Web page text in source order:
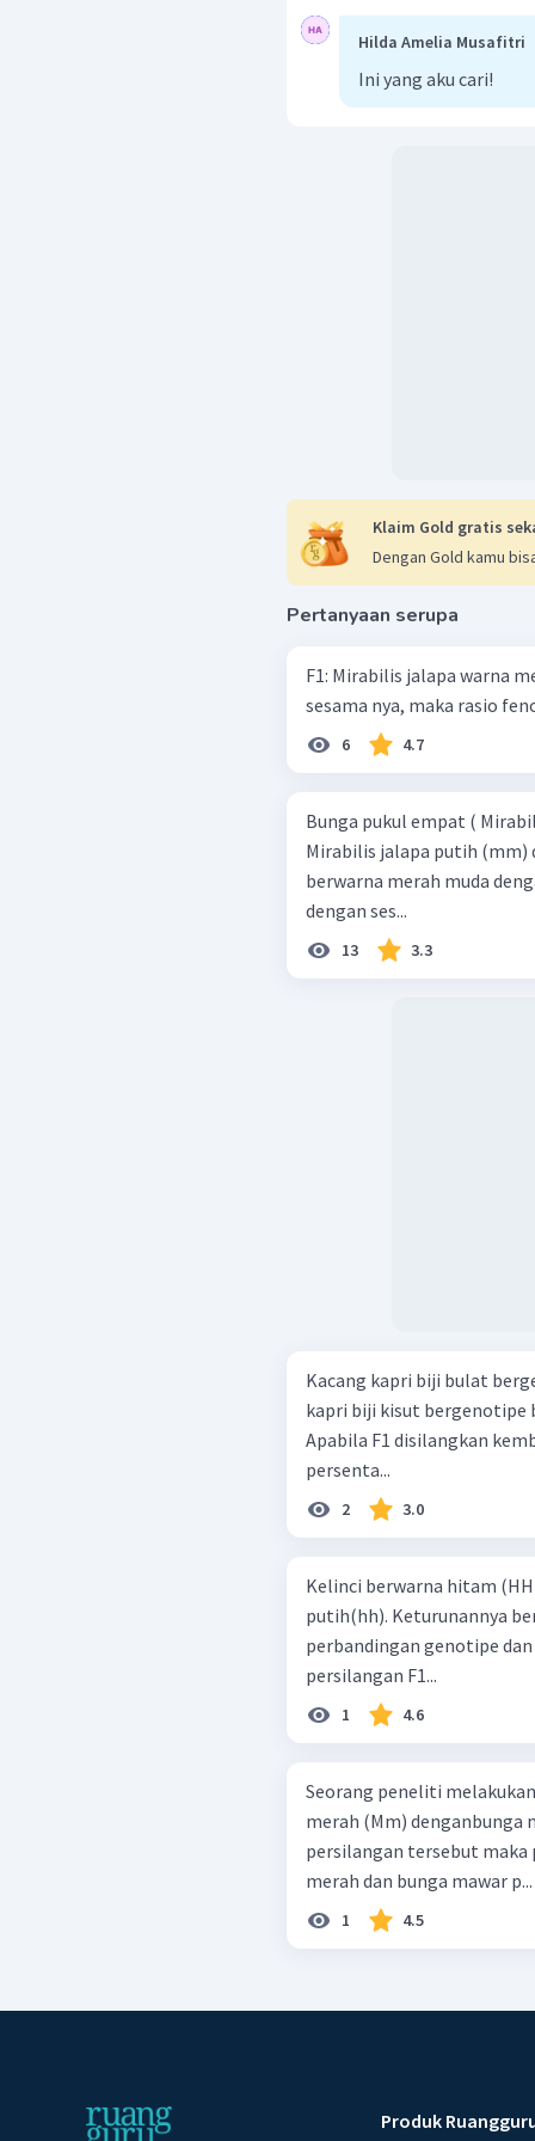
Hilda Amelia Musafitri
Ini yang aku cari!
Klaim Gold gratis
Dengan Gold kamu
Pertanyaan serupa
F1: Mirabilis jalapa warna
sesama nya, maka rasio
6 4.7
Bunga pukul empat (
Mirabilis jalapa putih (mm)
berwarna merah muda
dengan ses...
13 3.3
Kacang kapri biji bulat
kapri biji kisut bergenotipe
Apabila F1 disilangkan
persenta...
2 3.0
Kelinci berwarna hitam
putih(hh). Keturunannya berwarna kelabu, maka: Bagaimana
perbandingan genotipe
persilangan F1...
1 4.6
Seorang peneliti
merah (Mm) denganbunga
persilangan tersebut
merah dan bunga mawar p...
1 4.5
Produk